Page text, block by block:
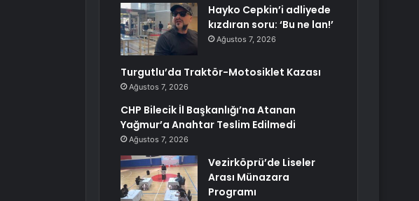
Hayko Cepkin’i adliyede
kızdıran soru: ‘Bu ne lan!’
Ağustos 7, 2026
Turgutlu’da Traktör-Motosiklet Kazası
Ağustos 7, 2026
CHP Bilecik İl Başkanlığı’na Atanan
Yağmur’a Anahtar Teslim Edilmedi
Ağustos 7, 2026
Vezirköprü’de Liseler
Arası Münazara
Programı